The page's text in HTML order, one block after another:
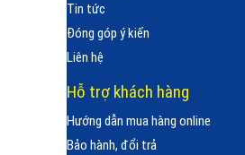
Tin tức
Đóng góp ý kiến
Liên hệ
Hỗ trợ khách hàng
Hướng dẫn mua hàng online
Bảo hành, đổi trả